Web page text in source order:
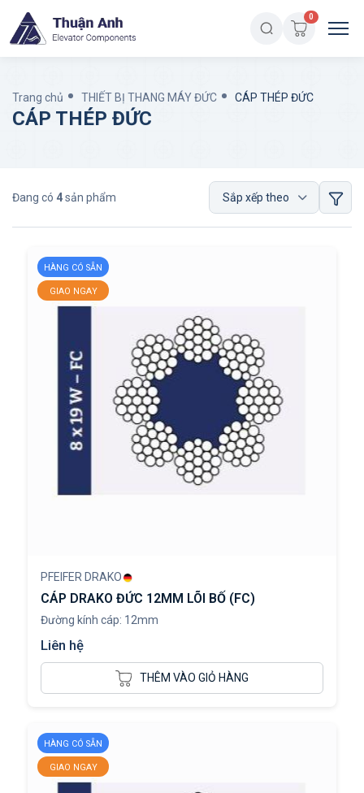
0
Trang chủ THIẾT BỊ THANG MÁY ĐỨC CÁP THÉP ĐỨC
CÁP THÉP ĐỨC
Đang có 4sản phẩm
HÀNG CÓ SẴN
GIAO NGAY
PFEIFER DRAKO
CÁP DRAKO ĐỨC 12MM LÕI BỐ (FC)
Đường kính cáp: 12mm
Liên hệ
THÊM VÀO GIỎ HÀNG
HÀNG CÓ SẴN
GIAO NGAY